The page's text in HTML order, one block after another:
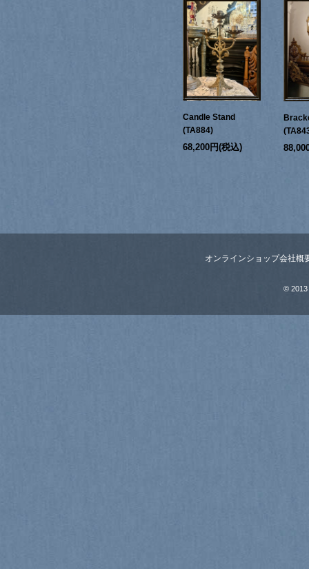
Candle Stand
(TA884)
68,200円(税込)
オンラインショップ会社概
© 2013